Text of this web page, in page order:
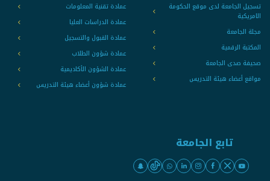
تسجيل الجامعة لدى موقع الحكومة
الامريكية
مجلة الجامعة
المكتبة الرقمية
صحيفة صدى الجامعة
مواقع أعضاء هيئة التدريس
عمادة تقنية المعلومات
عمادة الدراسات العليا
عمادة القبول والتسجيل
عمادة شؤون الطلاب
عمادة الشؤون الأكاديمية
عمادة شؤون أعضاء هيئة التدريس
تابع الجامعة